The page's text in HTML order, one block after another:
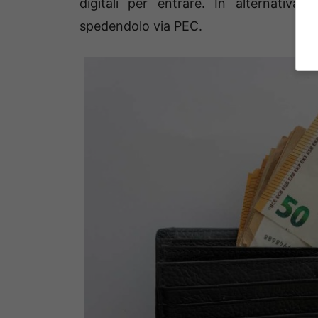
digitali per entrare. In alternativa
spedendolo via PEC.